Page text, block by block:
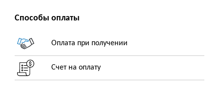
Способы оплаты
Оплата при получении
Счет на оплату